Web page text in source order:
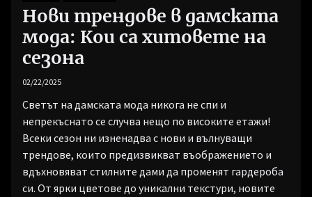
Нови трендове в дамската
мода: Кои са хитовете на
сезона
02/22/2025
Светът на дамската мода никога не спи и
непрекъснато се случва нещо по високите етажи!
Всеки сезон ни изненадва с нови и вълнуващи
трендове, които предизвикват въображението и
вдъхновяват стилните дами да променят гардероба
си. От ярки цветове до уникални текстури, новите